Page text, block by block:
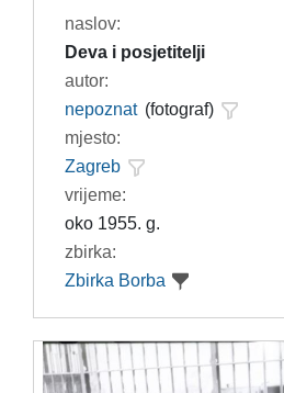
naslov:
Deva i posjetitelji
autor:
nepoznat (fotograf)
mjesto:
Zagreb
vrijeme:
oko 1955. g.
zbirka:
Zbirka Borba